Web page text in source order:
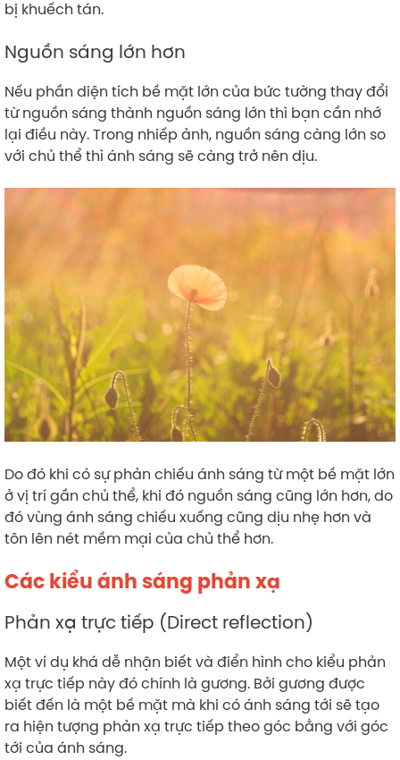
bị khuếch tán.
Nguồn sáng lớn hơn
Nếu phần diện tích bề mặt lớn của bức tường thay đổi
từ nguồn sáng thành nguồn sáng lớn thì bạn cần nhớ
lại điều này. Trong nhiếp ảnh, nguồn sáng càng lớn so
với chủ thể thì ánh sáng sẽ càng trở nên dịu.
Do đó khi có sự phản chiếu ánh sáng từ một bề mặt lớn
ở vị trí gần chủ thể, khi đó nguồn sáng cũng lớn hơn, do
đó vùng ánh sáng chiếu xuống cũng dịu nhẹ hơn và
tôn lên nét mềm mại của chủ thể hơn.
Các kiểu ánh sáng phản xạ
Phản xạ trực tiếp (Direct reflection)
Một ví dụ khá dễ nhận biết và điển hình cho kiểu phản
xạ trực tiếp này đó chính là gương. Bởi gương được
biết đến là một bề mặt mà khi có ánh sáng tới sẽ tạo
ra hiện tượng phản xạ trực tiếp theo góc bằng với góc
tới của ánh sáng.